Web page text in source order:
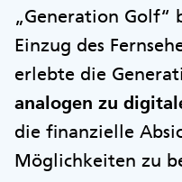
„Generation Golf“
Einzug des
erlebte die
analogen zu
die finanzielle
Möglichkeiten zu